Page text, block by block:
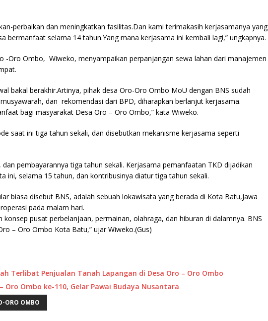
perbaikan dan meningkatkan fasilitas.Dan kami terimakasih kerjasamanya yang
bermanfaat selama 14 tahun.Yang mana kerjasama ini kembali lagi,” ungkapnya.
-Oro Ombo, Wiweko, menyampaikan perpanjangan sewa lahan dari manajemen
bakal berakhir.Artinya, pihak desa Oro-Oro Ombo MoU dengan BNS sudah
dan rekomendasi dari BPD, diharapkan berlanjut kerjasama.
bagi masyarakat Desa Oro – Oro Ombo,” kata Wiweko.
saat ini tiga tahun sekali, dan disebutkan mekanisme kerjasama seperti
dan pembayarannya tiga tahun sekali. Kerjasama pemanfaatan TKD dijadikan
ini, selama 15 tahun, dan kontribusinya diatur tiga tahun sekali.
biasa disebut BNS, adalah sebuah lokawisata yang berada di Kota Batu,Jawa
pada malam hari.
konsep pusat perbelanjaan, permainan, olahraga, dan hiburan di dalamnya. BNS
– Oro Ombo Kota Batu,” ujar Wiweko.(Gus)
Terlibat Penjualan Tanah Lapangan di Desa Oro – Oro Ombo
Oro Ombo ke-110, Gelar Pawai Budaya Nusantara
ORO OMBO